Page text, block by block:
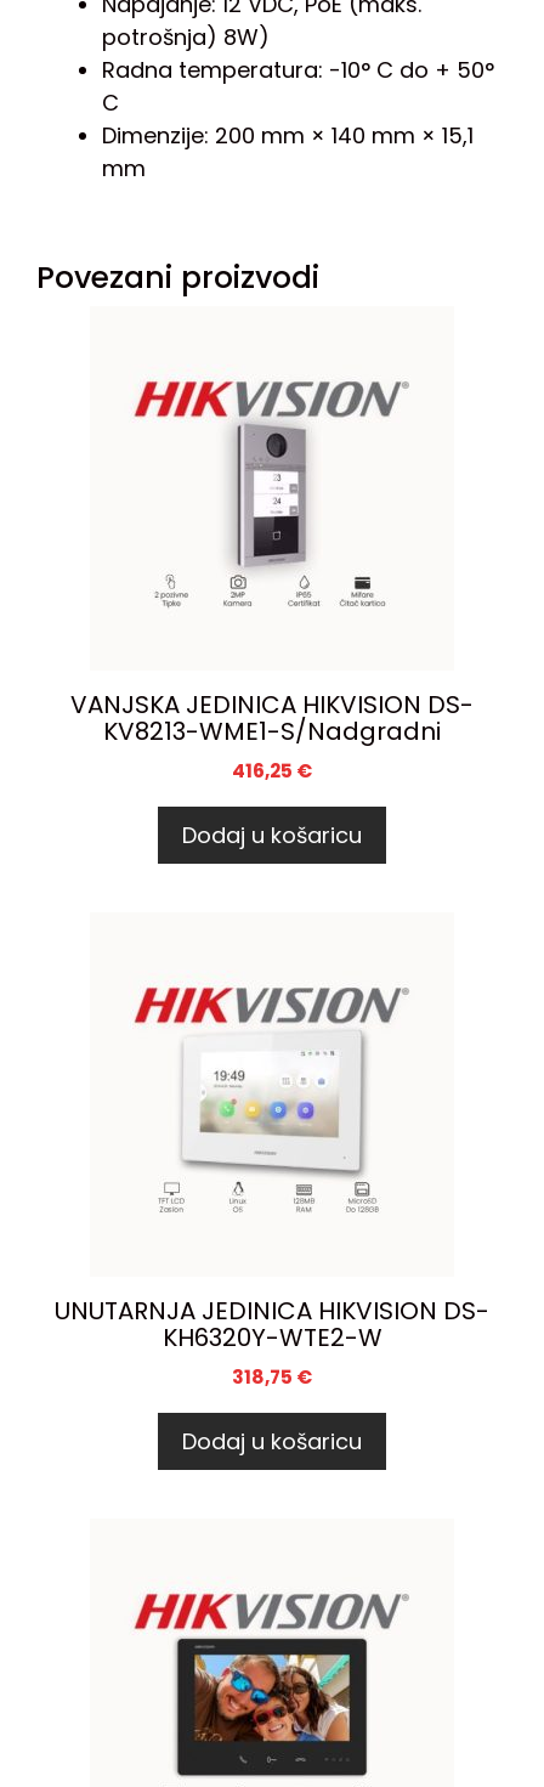
potrošnja) 8W)
Radna temperatura: -10° C do + 50°
C
Dimenzije: 200 mm × 140 mm × 15,1
mm
Povezani proizvodi
VANJSKA JEDINICA HIKVISION DS-
KV8213-WME1-S/Nadgradni
416,25 €
Dodaj u košaricu
UNUTARNJA JEDINICA HIKVISION DS-
KH6320Y-WTE2-W
318,75 €
Dodaj u košaricu